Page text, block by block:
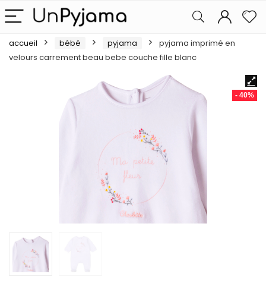
accueil bébé pyjama
pyjama imprimé en
velours carrement beau bebe couche fille blanc
- 40%